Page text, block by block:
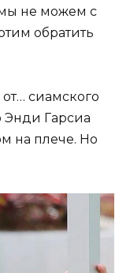
не можем с
обратить
сиамского
Энди Гарсиа
на плече. Но